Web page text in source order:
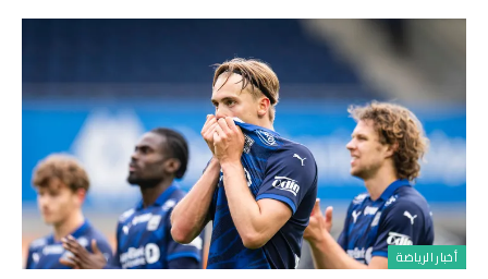
أخبار الرياضة